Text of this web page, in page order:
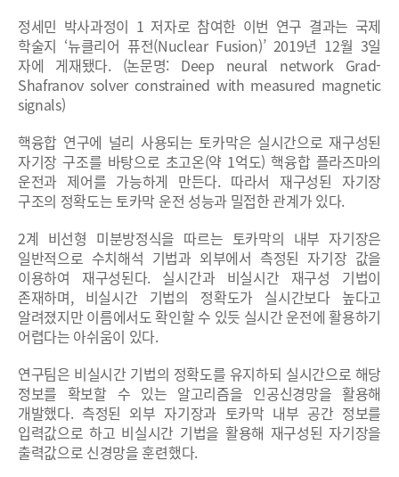
정세민 박사과정이 1 저자로 참여한 이번 연구 결과는 국제
학술지 ‘뉴클리어 퓨전(Nuclear Fusion)’ 2019년 12월 3일
자에 게재됐다. (논문명: Deep neural network Grad-
Shafranov solver constrained with measured magnetic
signals)
핵융합 연구에 널리 사용되는 토카막은 실시간으로 재구성된
자기장 구조를 바탕으로 초고온(약 1억도) 핵융합 플라즈마의
운전과 제어를 가능하게 만든다. 따라서 재구성된 자기장
구조의 정확도는 토카막 운전 성능과 밀접한 관계가 있다.
2계 비선형 미분방정식을 따르는 토카막의 내부 자기장은
일반적으로 수치해석 기법과 외부에서 측정된 자기장 값을
이용하여 재구성된다. 실시간과 비실시간 재구성 기법이
존재하며, 비실시간 기법의 정확도가 실시간보다 높다고
알려졌지만 이름에서도 확인할 수 있듯 실시간 운전에 활용하기
어렵다는 아쉬움이 있다.
연구팀은 비실시간 기법의 정확도를 유지하되 실시간으로 해당
정보를 확보할 수 있는 알고리즘을 인공신경망을 활용해
개발했다. 측정된 외부 자기장과 토카막 내부 공간 정보를
입력값으로 하고 비실시간 기법을 활용해 재구성된 자기장을
출력값으로 신경망을 훈련했다.